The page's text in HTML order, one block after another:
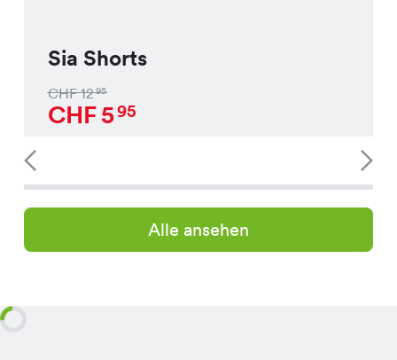
Sia Shorts
CHF1295
CHF595
Alle ansehen